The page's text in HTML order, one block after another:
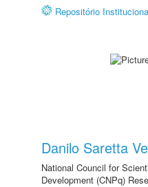
Repositório
Danilo Saretta
National Council for
Development (CNPq)